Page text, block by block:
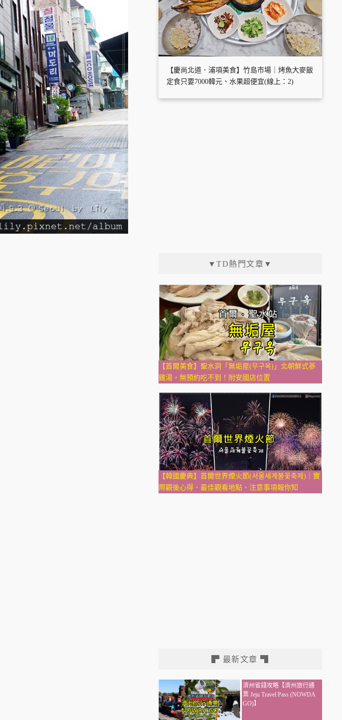
【慶尚北道．浦項美食】竹島市場｜烤魚大麥飯
定食只要7000韓元、水果超便宜(線上：2)
▼TD熱門文章▼
【首爾美食】聖水洞「無垢屋(무구옥)」北朝鮮式蔘
雞湯，無預約吃不到！附安國店位置
【韓國慶典】首爾世界煙火節(서울세계불꽃축제)｜實
際觀後心得、最佳觀看地點、注意事項報你知
▛ 最新文章 ▜
濟州省錢攻略【濟州旅行通
票 Jeju Travel Pass (NOWDA
GO)】